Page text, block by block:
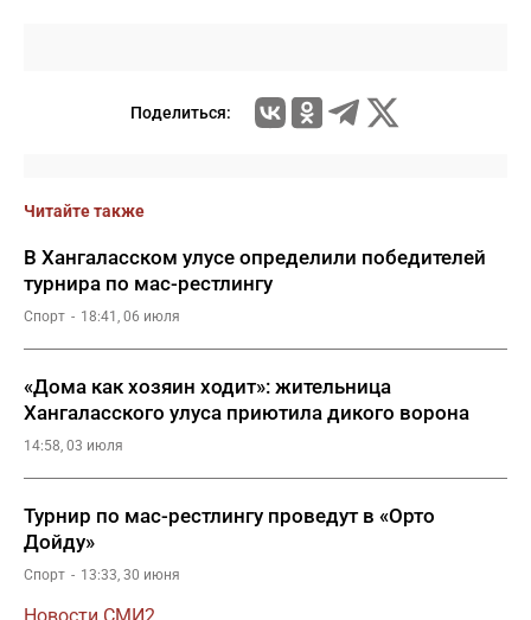
Поделиться:
Читайте также
В Хангаласском улусе определили победителей
турнира по мас-рестлингу
Спорт 18:41, 06 июля
«Дома как хозяин ходит»: жительница
Хангаласского улуса приютила дикого ворона
14:58, 03 июля
Турнир по мас-рестлингу проведут в «Орто
Дойду»
Спорт 13:33, 30 июня